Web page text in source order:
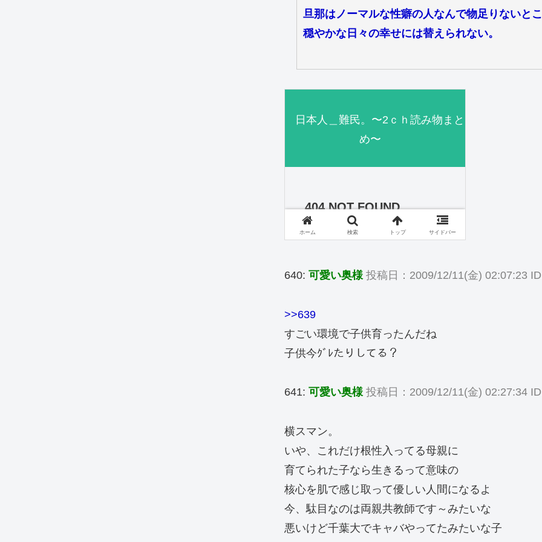
旦那はノーマルな性癖の人なんで物足りないと
穏やかな日々の幸せには替えられない。
640: 可愛い奥様 投稿日：2009/12/11(金) 02:07:23
>>639
すごい環境で子供育ったんだね
子供今ｸﾞﾚたりしてる？
641: 可愛い奥様 投稿日：2009/12/11(金) 02:27:34
横スマン。
いや、これだけ根性入ってる母親に
育てられた子なら生きるって意味の
核心を肌で感じ取って優しい人間になるよ
今、駄目なのは両親共教師です～みたいな
悪いけど千葉大でキャバやってたみたいな子